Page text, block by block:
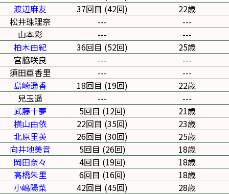
渡辺麻友
37回目 (42回)
22歳
松井珠理奈
---
---
山本彩
---
---
柏木由紀
36回目 (52回)
25歳
宮脇咲良
---
---
須田亜香里
---
---
島崎遥香
18回目 (19回)
22歳
兒玉遥
---
---
武藤十夢
5回目 (12回)
21歳
横山由依
22回目 (35回)
23歳
北原里英
26回目 (30回)
25歳
向井地美音
5回目 (26回)
18歳
岡田奈々
4回目 (19回)
18歳
高橋朱里
6回目 (16回)
18歳
小嶋陽菜
42回目 (45回) 28歳